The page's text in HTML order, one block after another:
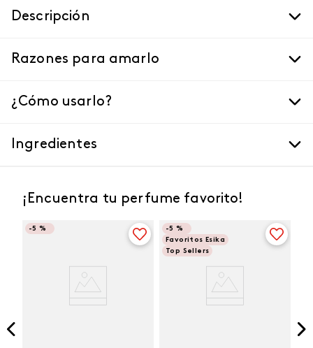
Descripción
Razones para amarlo
¿Cómo usarlo?
Ingredientes
¡Encuentra tu perfume favorito!
-5 % -5 %
Favoritos Esika
Top Sellers